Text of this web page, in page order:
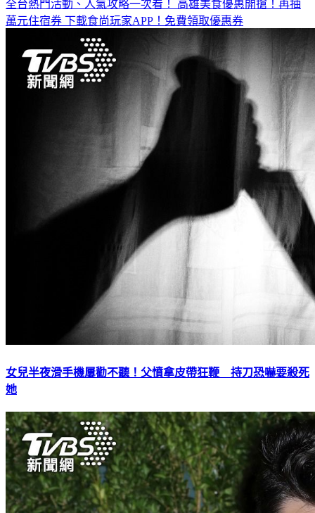
全台熱門活動、人氣攻略一次看！ 高雄美食優惠開搶！再抽
萬元住宿券 下載食尚玩家APP！免費領取優惠券
女兒半夜滑手機屢勸不聽！父憤拿皮帶狂鞭 持刀恐嚇要殺死
她